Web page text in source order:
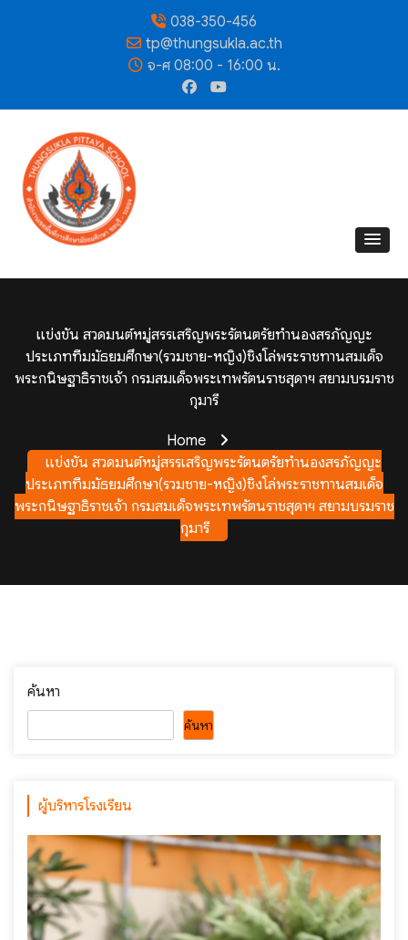
038-350-456
tp@thungsukla.ac.th
จ-ศ 08:00 - 16:00 น.
แข่งขัน สวดมนต์หมู่สรรเสริญพระรัตนตรัยทำนองสรภัญญะ
ประเภททีมมัธยมศึกษา(รวมชาย-หญิง)ชิงโล่พระราชทานสมเด็จ
พระกนิษฐาธิราชเจ้า กรมสมเด็จพระเทพรัตนราชสุดาฯ สยามบรมราช
กุมารี
Home
แข่งขัน สวดมนต์หมู่สรรเสริญพระรัตนตรัยทำนองสรภัญญะ
ประเภททีมมัธยมศึกษา(รวมชาย-หญิง)ชิงโล่พระราชทานสมเด็จ
พระกนิษฐาธิราชเจ้า กรมสมเด็จพระเทพรัตนราชสุดาฯ สยามบรมราช
กุมารี
ค้นหา
ค้นหา
ผู้บริหารโรงเรียน